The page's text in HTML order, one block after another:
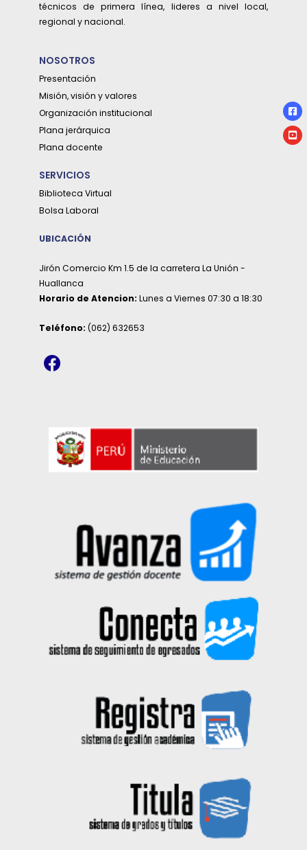
técnicos de primera línea, lideres a nivel local,
regional y nacional.
NOSOTROS
Presentación
Misión, visión y valores
Organización institucional
Plana jerárquica
Plana docente
SERVICIOS
Biblioteca Virtual
Bolsa Laboral
UBICACIÓN
Jirón Comercio Km 1.5 de la carretera La Unión -
Huallanca
Horario de Atencion: Lunes a Viernes 07:30 a 18:30
Teléfono: (062) 632653